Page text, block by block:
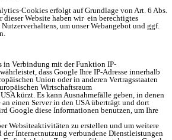
Cookies erfolgt auf Grundlage von Art. 6 Abs.
dieser Website haben wir ein berechtigtes
Nutzerverhaltens, um unser Webangebot und ggf.
in Verbindung mit der Funktion IP-
dass Google Ihre IP-Adresse innerhalb
Union oder in anderen Vertragsstaaten
Wirtschaftsraum
kürzt. Es kann Ausnahmefälle geben, in denen
einen Server in den USA überträgt und dort
Google diese Informationen benutzen, um Ihre
Websiteaktivitäten zu erstellen und um weitere
Internetnutzung verbundene Dienstleistungen